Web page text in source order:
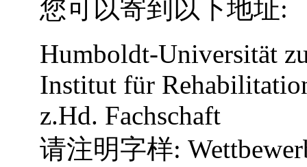
您可以寄到以下地址:
Humboldt-Universität
Institut für
z.Hd. Fachschaft
请注明字样: